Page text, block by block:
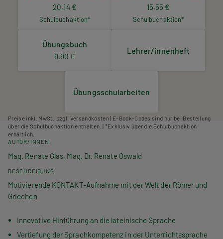
20,14 €
Schulbuchaktion*
15,55 €
Schulbuchaktion*
Übungsbuch
9,90 €
Lehrer/innenheft
Übungsschularbeiten
Preise inkl. MwSt., zzgl. Versandkosten | E-Book-Codes sind nur bei Bestellung
über die Schulbuchaktion enthalten. | *Exklusiv über die Schulbuchaktion
erhältlich.
AUTOR/INNEN
Mag. Renate Glas, Mag. Dr. Renate Oswald
BESCHREIBUNG
Motivierende KONTAKT-Aufnahme mit der Welt der Römer und
Griechen
Innovative Hinführung an die lateinische Sprache
Vertiefung der Sprachkompetenz in der Unterrichtssprache